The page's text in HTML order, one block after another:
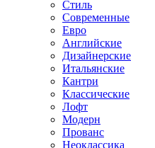
Стиль
Современные
Евро
Английские
Дизайнерские
Итальянские
Кантри
Классические
Лофт
Модерн
Прованс
Неоклассика